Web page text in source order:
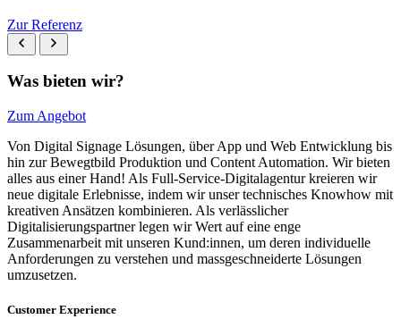
Zur Referenz
Was bieten wir?
Zum Angebot
Von Digital Signage Lösungen, über App und Web Entwicklung bis
hin zur Bewegtbild Produktion und Content Automation. Wir bieten
alles aus einer Hand! Als Full-Service-Digitalagentur kreieren wir
neue digitale Erlebnisse, indem wir unser technisches Knowhow mit
kreativen Ansätzen kombinieren. Als verlässlicher
Digitalisierungspartner legen wir Wert auf eine enge
Zusammenarbeit mit unseren Kund:innen, um deren individuelle
Anforderungen zu verstehen und massgeschneiderte Lösungen
umzusetzen.
Customer Experience